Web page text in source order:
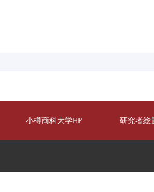
小樽商科大学HP 研究者総